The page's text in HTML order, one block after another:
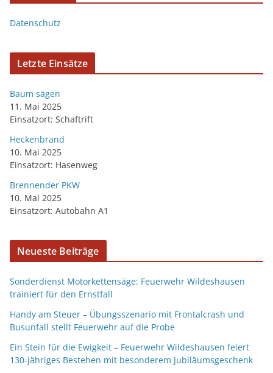
Datenschutz
Letzte Einsätze
Baum sägen
11. Mai 2025
Einsatzort: Schaftrift
Heckenbrand
10. Mai 2025
Einsatzort: Hasenweg
Brennender PKW
10. Mai 2025
Einsatzort: Autobahn A1
Neueste Beiträge
Sonderdienst Motorkettensäge: Feuerwehr Wildeshausen
trainiert für den Ernstfall
Handy am Steuer – Übungsszenario mit Frontalcrash und
Busunfall stellt Feuerwehr auf die Probe
Ein Stein für die Ewigkeit – Feuerwehr Wildeshausen feiert
130-jähriges Bestehen mit besonderem Jubiläumsgeschenk